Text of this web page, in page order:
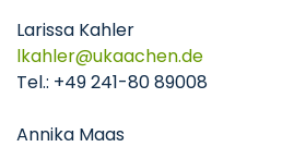
Larissa Kahler
lkahler
ukaachende
Tel.: +49 241-80 89008
Annika Maas